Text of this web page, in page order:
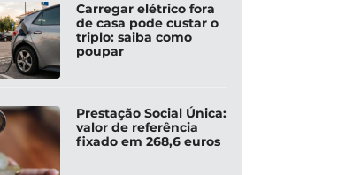
Carregar elétrico fora
de casa pode custar o
triplo: saiba como
poupar
Prestação Social Única:
valor de referência
fixado em 268,6 euros